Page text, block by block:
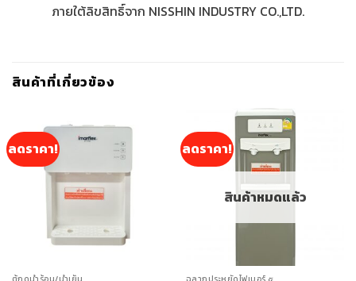
ภายใต้ลิขสิทธิ์จาก NISSHIN INDUSTRY CO.,LTD.
สินค้าที่เกี่ยวข้อง
ลดราคา! ลดราคา!
สินค้าหมดแล้ว